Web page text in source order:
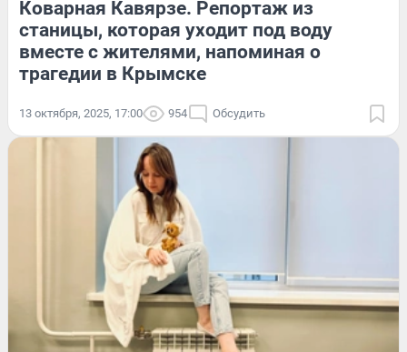
Коварная Кавярзе. Репортаж из
станицы, которая уходит под воду
вместе с жителями, напоминая о
трагедии в Крымске
13 октября, 2025, 17:00 954 Обсудить